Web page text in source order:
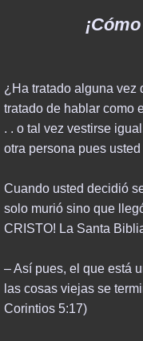
ISRAEL &
SYRIA,
SINO ASIAN
TURKEY &
EUROPEAN
TEACHINGS
¿Ha tratado alguna vez
tratado de hablar como
. . o tal vez vestirse
otra persona pues
Cuando usted decidió
solo murió sino que
CRISTO! La Santa
– Así pues, el que está
las cosas viejas se
Corintios 5:17)